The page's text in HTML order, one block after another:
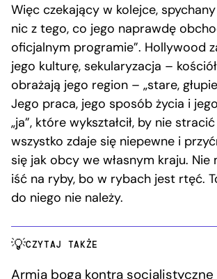
Więc czekający w kolejce, spychany
nic z tego, co jego naprawdę
oficjalnym programie”. Hollywood
jego kulturę, sekularyzacja –
obrażają jego region – „stare, głupie
Jego praca, jego sposób życia i
„ja”, które wykształcił, by nie
wszystko zdaje się niepewne i
się jak obcy we własnym kraju. Nie
iść na ryby, bo w rybach jest rtęć.
do niego nie należy.
CZYTAJ TAKŻE
Armia boga kontra socjalistyczne